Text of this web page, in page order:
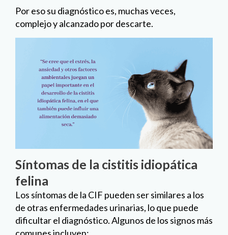
Por eso su diagnóstico es, muchas veces,
complejo y alcanzado por descarte.
Síntomas de la cistitis idiopática
felina
Los síntomas de la CIF pueden ser similares a los
de otras enfermedades urinarias, lo que puede
dificultar el diagnóstico. Algunos de los signos más